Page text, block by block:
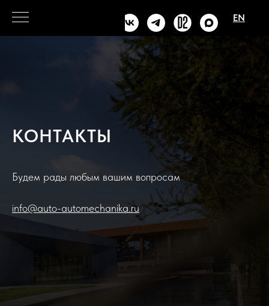
EN
КОНТАКТЫ
Будем рады любым вашим вопросам
info@auto-automechanika.ru